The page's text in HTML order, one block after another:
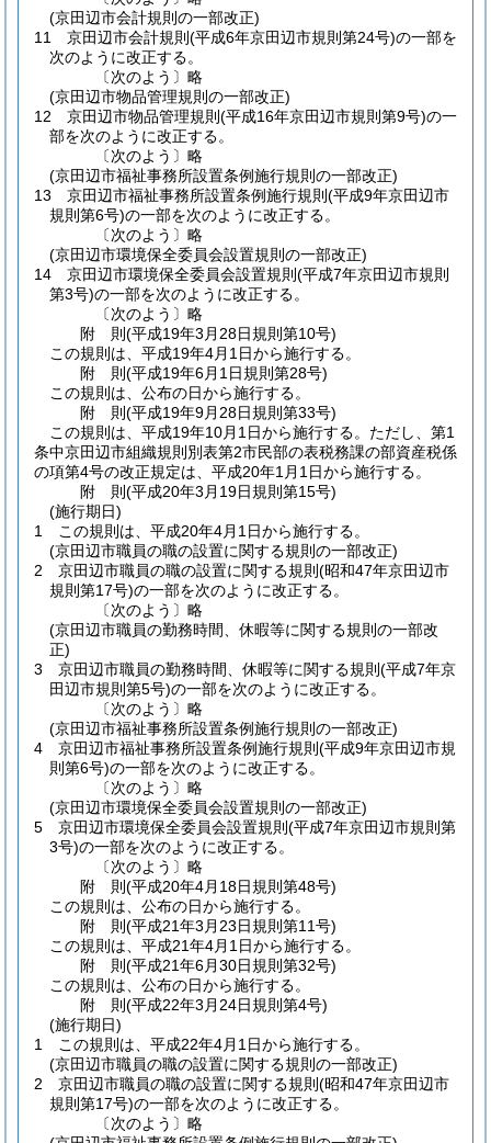
(京田辺市会計規則の一部改正)
11
京田辺市会計規則 (平成6年京田辺市規則第24号)の一部を
次のように改正する。
〔次のよう〕略
(京田辺市物品管理規則の一部改正)
12
京田辺市物品管理規則 (平成16年京田辺市規則第9号)の一
部を次のように改正する。
〔次のよう〕略
(京田辺市福祉事務所設置条例施行規則の一部改正)
13
京田辺市福祉事務所設置条例施行規則 (平成9年京田辺市
規則第6号)の一部を次のように改正する。
〔次のよう〕略
(京田辺市環境保全委員会設置規則の一部改正)
14
京田辺市環境保全委員会設置規則 (平成7年京田辺市規則
第3号)の一部を次のように改正する。
〔次のよう〕略
附 則(平成19年3月28日規則第10号)
この規則は、平成19年4月1日から施行する。
附 則(平成19年6月1日規則第28号)
この規則は、公布の日から施行する。
附 則(平成19年9月28日規則第33号)
この規則は、平成19年10月1日から施行する。 ただし、第1
条中京田辺市組織規則別表第2市民部の表税務課の部資産税係
の項第4号の改正規定は、平成20年1月1日から施行する。
附 則(平成20年3月19日規則第15号)
(施行期日)
1
この規則は、平成20年4月1日から施行する。
(京田辺市職員の職の設置に関する規則の一部改正)
2
京田辺市職員の職の設置に関する規則 (昭和47年京田辺市
規則第17号)の一部を次のように改正する。
〔次のよう〕略
(京田辺市職員の勤務時間、休暇等に関する規則の一部改
正)
3
京田辺市職員の勤務時間、休暇等に関する規則 (平成7年京
田辺市規則第5号)の一部を次のように改正する。
〔次のよう〕略
(京田辺市福祉事務所設置条例施行規則の一部改正)
4
京田辺市福祉事務所設置条例施行規則 (平成9年京田辺市規
則第6号)の一部を次のように改正する。
〔次のよう〕略
(京田辺市環境保全委員会設置規則の一部改正)
5
京田辺市環境保全委員会設置規則 (平成7年京田辺市規則第
3号)の一部を次のように改正する。
〔次のよう〕略
附 則(平成20年4月18日規則第48号)
この規則は、公布の日から施行する。
附 則(平成21年3月23日規則第11号)
この規則は、平成21年4月1日から施行する。
附 則(平成21年6月30日規則第32号)
この規則は、公布の日から施行する。
附 則(平成22年3月24日規則第4号)
(施行期日)
1
この規則は、平成22年4月1日から施行する。
(京田辺市職員の職の設置に関する規則の一部改正)
2
京田辺市職員の職の設置に関する規則 (昭和47年京田辺市
規則第17号)の一部を次のように改正する。
〔次のよう〕略